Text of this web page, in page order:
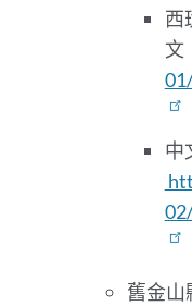
西
文
中
舊金山